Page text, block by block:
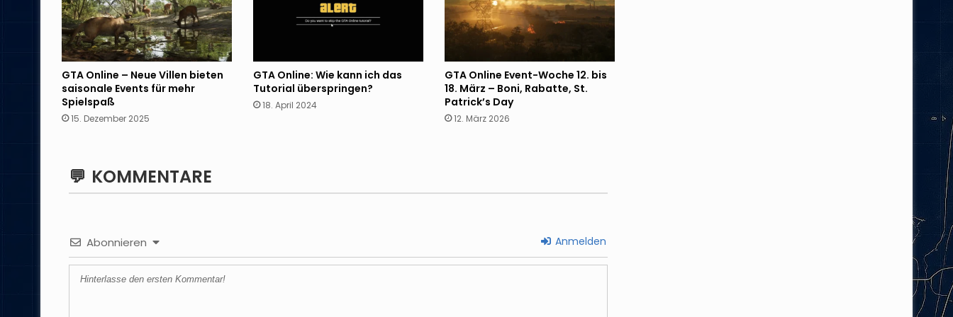
Rockstar will FiveM ausbauen –
mehr Non-RP-Modi und Support für
Projekte
GTA Online Event-Woche 23. bis 29.
Juli – Boni, Rabatte und neue
Fahrzeuge
GTA Online – Neue Villen bieten
saisonale Events für mehr
Spielspaß
15. Dezember 2025
GTA Online: Wie kann ich das
Tutorial überspringen?
18. April 2024
GTA Online Event-Woche 12. bis
18. März – Boni, Rabatte, St.
Patrick’s Day
12. März 2026
KOMMENTARE
Abonnieren Anmelden